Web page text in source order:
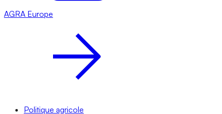
AGRA Europe
Politique agricole